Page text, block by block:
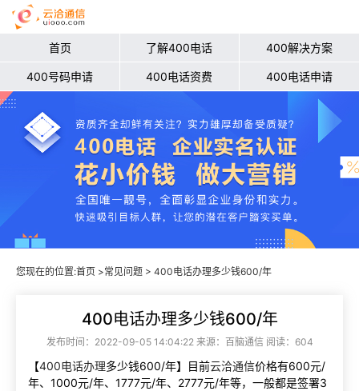
首页 了解400电话 400解决方案
400号码申请 400电话资费 400电话申请
您现在的位置:首页 >常见问题 > 400电话办理多少钱600/年
400电话办理多少钱600/年
发布时间：2022-09-05 14:04:22 来源：百脑通信 阅读：604
【400电话办理多少钱600/年】目前云洽通信价格有600元/
年、1000元/年、1777元/年、2777元/年等，一般都是签署3